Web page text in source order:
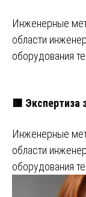
Инженерные
области
оборудования
🟥 Экспертиза
Инженерные
области
оборудования